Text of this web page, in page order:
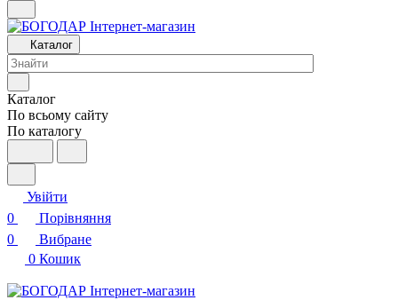
Каталог
Каталог
По всьому сайту
По каталогу
Увійти
0
Порівняння
0
Вибране
0 Кошик